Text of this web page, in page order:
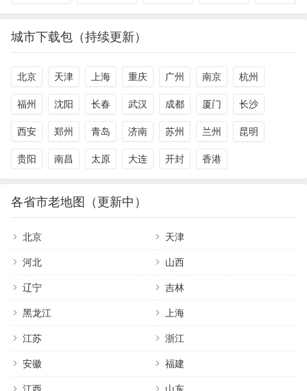
城市下载包（持续更新）
北京 天津 上海 重庆 广州 南京 杭州
福州 沈阳 长春 武汉 成都 厦门 长沙
西安 郑州 青岛 济南 苏州 兰州 昆明
贵阳 南昌 太原 大连 开封 香港
各省市老地图（更新中）
北京 天津
河北 山西
辽宁 吉林
黑龙江 上海
江苏 浙江
安徽 福建
江西 山东